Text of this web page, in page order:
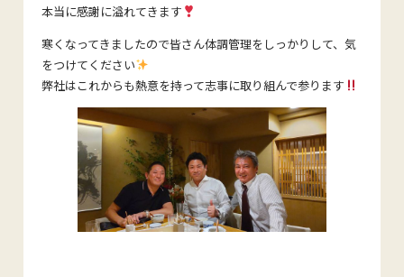
本当に感謝に溢れてきます
寒くなってきましたので皆さん体調管理をしっかりして、気
をつけてください
弊社はこれからも熱意を持って志事に取り組んで参ります